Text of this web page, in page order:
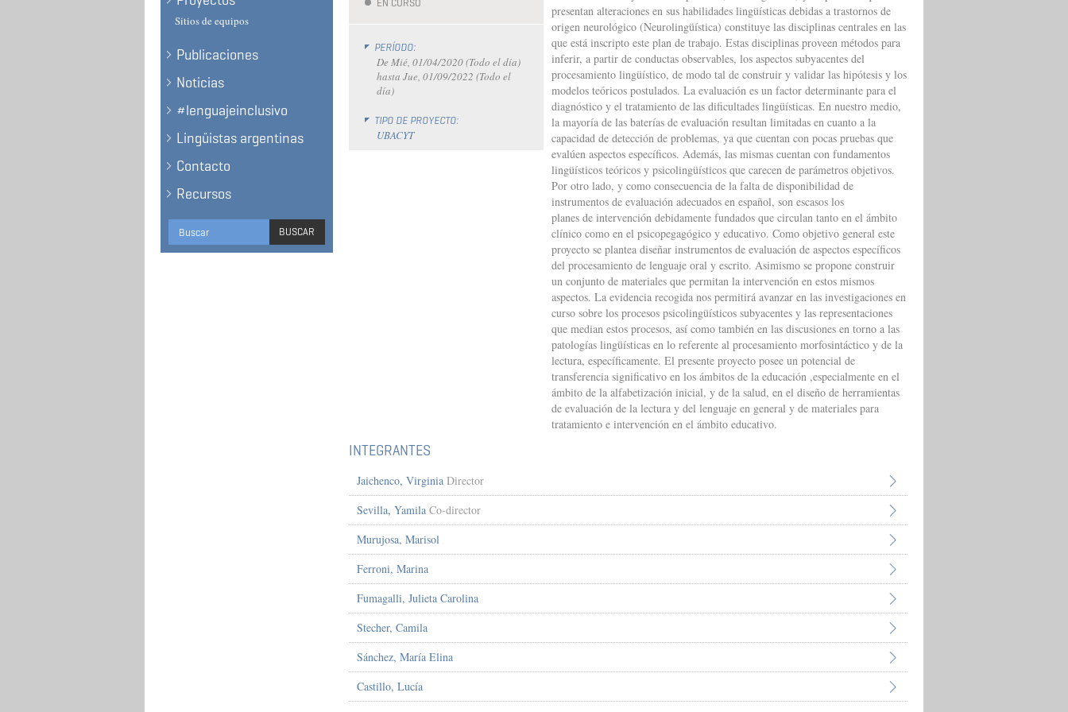
Sitios de equipos
Publicaciones
Noticias
#lenguajeinclusivo
Lingüistas argentinas
Contacto
Recursos
Formulario
de
BUSCAR
BUSCAR
presentan alteraciones en sus habilidades lingüísticas debidas a trastornos de
origen neurológico (Neurolingüística) constituye las disciplinas centrales en las
que está inscripto este plan de trabajo. Estas disciplinas proveen métodos para
inferir, a partir de conductas observables, los aspectos subyacentes del
procesamiento lingüístico, de modo tal de construir y validar las hipótesis y los
modelos teóricos postulados. La evaluación es un factor determinante para el
diagnóstico y el tratamiento de las dificultades lingüísticas. En nuestro medio,
la mayoría de las baterías de evaluación resultan limitadas en cuanto a la
capacidad de detección de problemas, ya que cuentan con pocas pruebas que
evalúen aspectos específicos. Además, las mismas cuentan con fundamentos
lingüísticos teóricos y psicolingüísticos que carecen de parámetros objetivos.
Por otro lado, y como consecuencia de la falta de disponibilidad de
instrumentos de evaluación adecuados en español, son escasos los
planes de intervención debidamente fundados que circulan tanto en el ámbito
clínico como en el psicopegagógico y educativo. Como objetivo general este
proyecto se plantea diseñar instrumentos de evaluación de aspectos específicos
del procesamiento de lenguaje oral y escrito. Asimismo se propone construir
un conjunto de materiales que permitan la intervención en estos mismos
aspectos. La evidencia recogida nos permitirá avanzar en las investigaciones en
curso sobre los procesos psicolingüísticos subyacentes y las representaciones
que median estos procesos, así como también en las discusiones en torno a las
patologías lingüísticas en lo referente al procesamiento morfosintáctico y de la
lectura, específicamente. El presente proyecto posee un potencial de
transferencia significativo en los ámbitos de la educación ,especialmente en el
ámbito de la alfabetización inicial, y de la salud, en el diseño de herramientas
de evaluación de la lectura y del lenguaje en general y de materiales para
tratamiento e intervención en el ámbito educativo.
EN CURSO
PERÍODO:
De Mié, 01/04/2020 (Todo el día)
hasta Jue, 01/09/2022 (Todo el
día)
TIPO DE PROYECTO:
UBACYT
INTEGRANTES
Jaichenco, Virginia Director
Sevilla, Yamila Co-director
Murujosa, Marisol
Ferroni, Marina
Fumagalli, Julieta Carolina
Stecher, Camila
Sánchez, María Elina
Castillo, Lucía